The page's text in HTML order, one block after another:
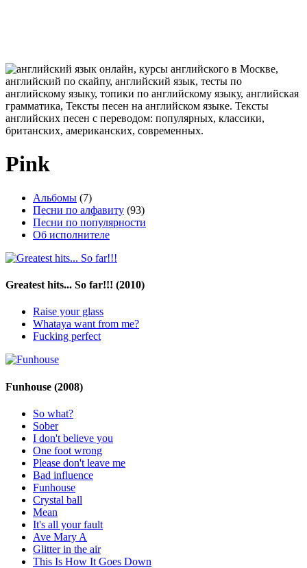
Pink
Альбомы (7)
Песни по алфавиту (93)
Песни по популярности
Об исполнителе
Greatest hits... So far!!! (2010)
Raise your glass
Whataya want from me?
Fucking perfect
Funhouse (2008)
So what?
Sober
I don't believe you
One foot wrong
Please don't leave me
Bad influence
Funhouse
Crystal ball
Mean
It's all your fault
Ave Mary A
Glitter in the air
This Is How It Goes Down